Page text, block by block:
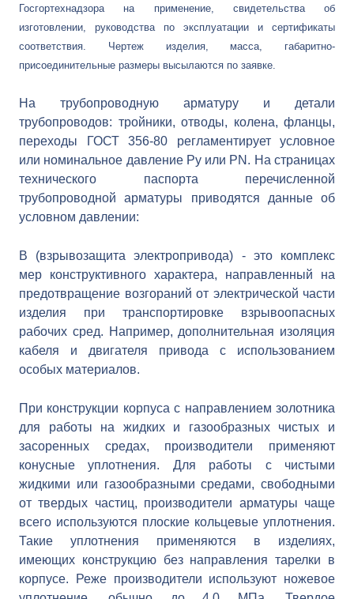
Госгортехнадзора на применение, свидетельства об
изготовлении, руководства по эксплуатации и сертификаты
соответствия. Чертеж изделия, масса, габаритно-
присоединительные размеры высылаются по заявке.
На трубопроводную арматуру и детали
трубопроводов: тройники, отводы, колена, фланцы,
переходы ГОСТ 356-80 регламентирует условное
или номинальное давление Py или PN. На страницах
технического паспорта перечисленной
трубопроводной арматуры приводятся данные об
условном давлении:
В (взрывозащита электропривода) - это комплекс
мер конструктивного характера, направленный на
предотвращение возгораний от электрической части
изделия при транспортировке взрывоопасных
рабочих сред. Например, дополнительная изоляция
кабеля и двигателя привода с использованием
особых материалов.
При конструкции корпуса с направлением золотника
для работы на жидких и газообразных чистых и
засоренных средах, производители применяют
конусные уплотнения. Для работы с чистыми
жидкими или газообразными средами, свободными
от твердых частиц, производители арматуры чаще
всего используются плоские кольцевые уплотнения.
Такие уплотнения применяются в изделиях,
имеющих конструкцию без направления тарелки в
корпусе. Реже производители используют ножевое